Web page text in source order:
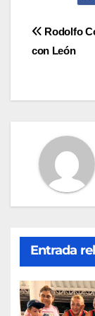
Rodolfo
con León
Entrada